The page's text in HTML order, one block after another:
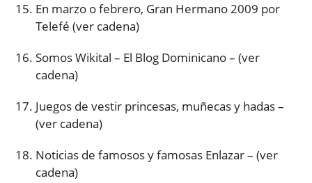
En marzo o febrero, Gran Hermano 2009 por
Telefé (ver cadena)
Somos Wikital – El Blog Dominicano – (ver
cadena)
Juegos de vestir princesas, muñecas y hadas –
(ver cadena)
Noticias de famosos y famosas Enlazar – (ver
cadena)